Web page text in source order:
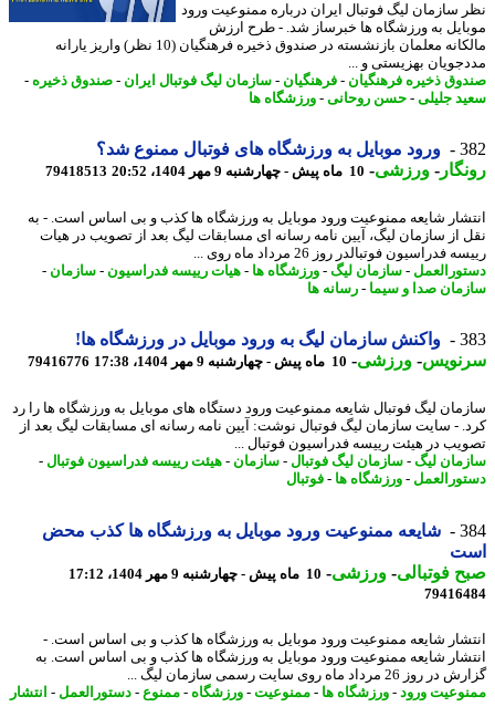
سازمان لیگ فوتبال ایران درباره ممنوعیت ورود
به ورزشگاه ها خبرساز شد. - طرح ارزش
مالکانه معلمان بازنشسته در صندوق ذخیره فرهنگیان (10 نظر) واریز یارانه
بهزیستی و ...
ذخیره فرهنگیان-فرهنگیان-سازمان لیگ فوتبال ایران - صندوق ذخیره-
جلیلی-حسن روحانی-ورزشگاه ها
ورود موبایل به ورزشگاه های فوتبال ممنوع شد؟
-ورزشی-10 ماه پیش - چهارشنبه 9 مهر 1404، 20:52 79418513
شایعه ممنوعیت ورود موبایل به ورزشگاه ها کذب و بی اساس است. - به
از سازمان لیگ، آیین نامه رسانه ای مسابقات لیگ بعد از تصویب در هیات
فدراسیون فوتبالدر روز 26 مرداد ماه روی ...
-سازمان لیگ -ورزشگاه ها- هیات رییسه فدراسیون-سازمان -
صدا و سیما-رسانه ها
واکنش سازمان لیگ به ورود موبایل در ورزشگاه ها!
-ورزشی-10 ماه پیش - چهارشنبه 9 مهر 1404، 17:38 79416776
لیگ فوتبال شایعه ممنوعیت ورود دستگاه های موبایل به ورزشگاه ها را رد
- سایت سازمان لیگ فوتبال نوشت: آیین نامه رسانه ای مسابقات لیگ بعد از
در هیئت رییسه فدراسیون فوتبال ...
لیگ -سازمان لیگ فوتبال-سازمان -هیئت رییسه فدراسیون فوتبال-
-ورزشگاه ها- فوتبال
شایعه ممنوعیت ورود موبایل به ورزشگاه ها کذب محض
فوتبالی-ورزشی-10 ماه پیش - چهارشنبه 9 مهر 1404، 17:12
شایعه ممنوعیت ورود موبایل به ورزشگاه ها کذب و بی اساس است. -
شایعه ممنوعیت ورود موبایل به ورزشگاه ها کذب و بی اساس است. به
مرداد ماه روی سایت رسمی سازمان لیگ ...
ورود - ورزشگاه ها- ممنوعیت-ورزشگاه-ممنوع-دستورالعمل-انتشار